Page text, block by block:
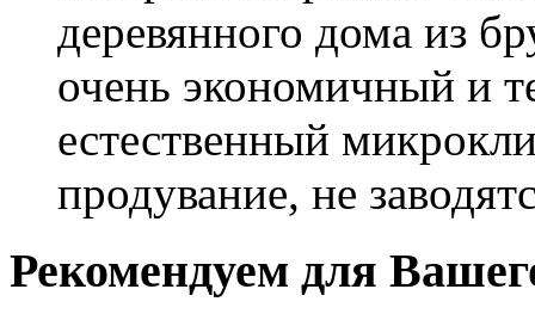
деревянного дома из
очень экономичный и
естественный
продувание, не
Рекомендуем для